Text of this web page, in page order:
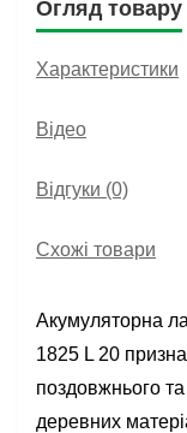
Огляд товару
Характеристики
Відео
Відгуки (0)
Схожі товари
Акумуляторна
1825 L 20
поздовжнього
деревних